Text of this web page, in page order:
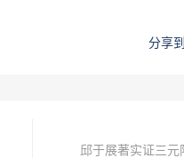
分享到
邱于展著实证三